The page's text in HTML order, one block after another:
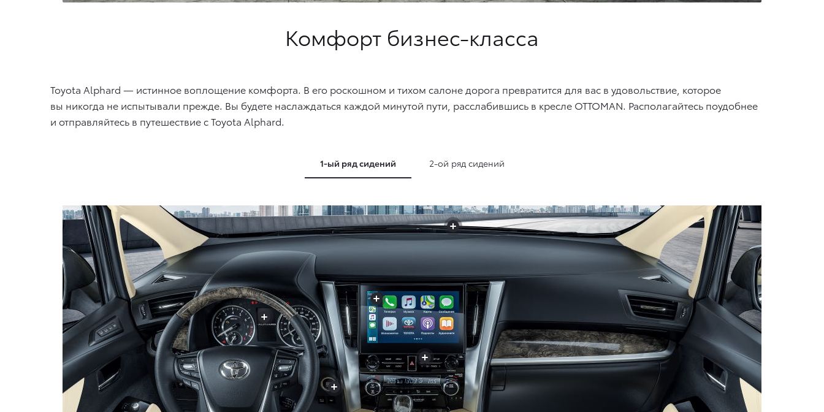
Комфорт бизнес-класса
Toyota Alphard — истинное воплощение комфорта. В его роскошном и тихом салоне дорога превратится для вас в удовольствие, которое
вы никогда не испытывали прежде. Вы будете наслаждаться каждой минутой пути, расслабившись в кресле OTTOMAN. Располагайтесь поудобнее
и отправляйтесь в путешествие с Toyota Alphard.
1-ый ряд сидений 2-ой ряд сидений
+
+
+
+
+
+
+
+ +